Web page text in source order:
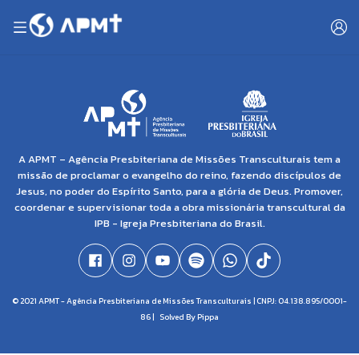
A APMT – Agência Presbiteriana de Missões Transculturais tem a
missão de proclamar o evangelho do reino, fazendo discípulos de
Jesus, no poder do Espírito Santo, para a glória de Deus. Promover,
coordenar e supervisionar toda a obra missionária transcultural da
IPB - Igreja Presbiteriana do Brasil.
© 2021 APMT - Agência Presbiteriana de Missões Transculturais | CNPJ: 04.138.895/0001-
86 | Solved By Pippa